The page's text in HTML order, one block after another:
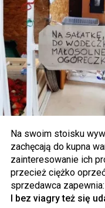
Na swoim stoisku
zachęcają do kupna
zainteresowanie ich
przecież ciężko
sprzedawca zapewnia:
I bez viagry też się